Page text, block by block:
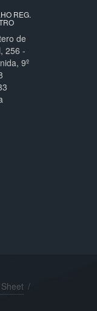
REG.
de
256 -
9º
/